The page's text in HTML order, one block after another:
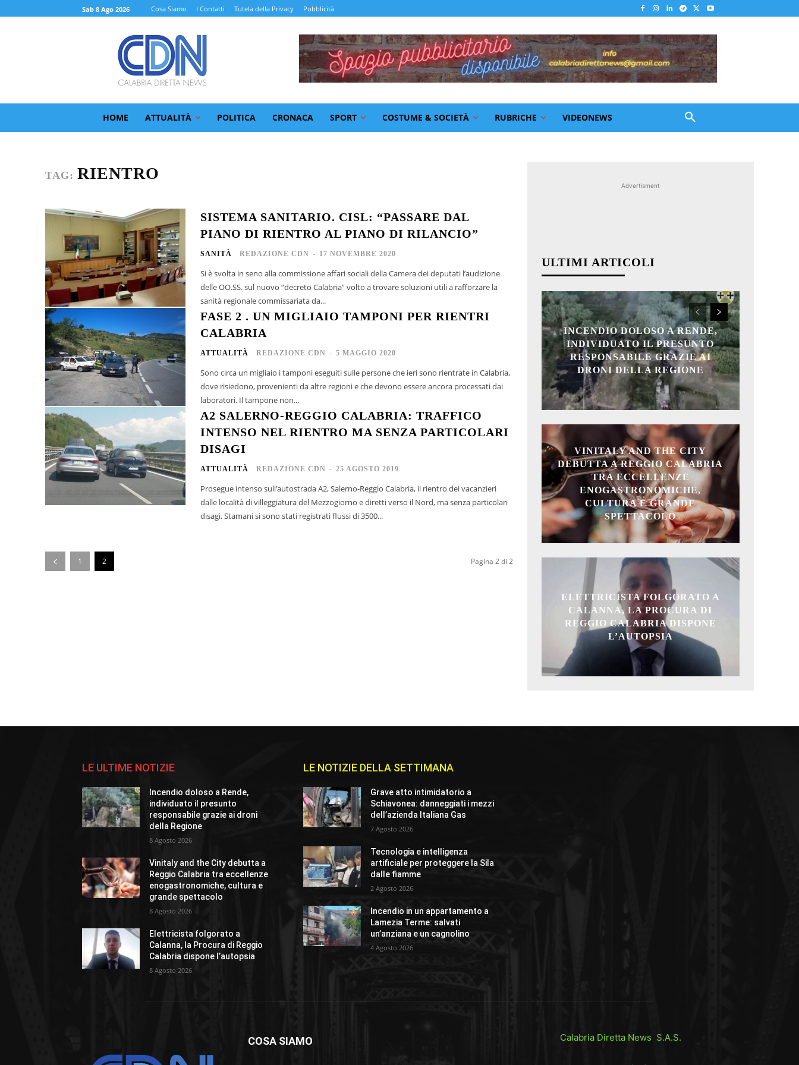
Sab 8 Ago 2026 Cosa Siamo I Contatti Tutela della Privacy Pubblicità
HOME ATTUALITÀ POLITICA CRONACA SPORT COSTUME & SOCIETÀ RUBRICHE VIDEONEWS
TAG: RIENTRO
SISTEMA SANITARIO. CISL: “PASSARE DAL
PIANO DI RIENTRO AL PIANO DI RILANCIO”
SANITÀ REDAZIONE CDN - 17 NOVEMBRE 2020
Si è svolta in seno alla commissione affari sociali della Camera dei deputati l’audizione
delle OO.SS. sul nuovo “decreto Calabria” volto a trovare soluzioni utili a rafforzare la
sanità regionale commissariata da...
FASE 2 . UN MIGLIAIO TAMPONI PER RIENTRI
CALABRIA
ATTUALITÀ REDAZIONE CDN - 5 MAGGIO 2020
Sono circa un migliaio i tamponi eseguiti sulle persone che ieri sono rientrate in Calabria,
dove risiedono, provenienti da altre regioni e che devono essere ancora processati dai
laboratori. Il tampone non...
A2 SALERNO-REGGIO CALABRIA: TRAFFICO
INTENSO NEL RIENTRO MA SENZA PARTICOLARI
DISAGI
ATTUALITÀ REDAZIONE CDN - 25 AGOSTO 2019
Prosegue intenso sull’autostrada A2, Salerno-Reggio Calabria, il rientro dei vacanzieri
dalle località di villeggiatura del Mezzogiorno e diretti verso il Nord, ma senza particolari
disagi. Stamani si sono stati registrati flussi di 3500...
1 2 Pagina 2 di 2
Advertisment
ULTIMI ARTICOLI
INCENDIO DOLOSO A RENDE,
INDIVIDUATO IL PRESUNTO
RESPONSABILE GRAZIE AI
DRONI DELLA REGIONE
VINITALY AND THE CITY
DEBUTTA A REGGIO CALABRIA
TRA ECCELLENZE
ENOGASTRONOMICHE,
CULTURA E GRANDE
SPETTACOLO
ELETTRICISTA FOLGORATO A
CALANNA, LA PROCURA DI
REGGIO CALABRIA DISPONE
L’AUTOPSIA
LE ULTIME NOTIZIE
Incendio doloso a Rende,
individuato il presunto
responsabile grazie ai droni
della Regione
8 Agosto 2026
Vinitaly and the City debutta a
Reggio Calabria tra eccellenze
enogastronomiche, cultura e
grande spettacolo
8 Agosto 2026
Elettricista folgorato a
Calanna, la Procura di Reggio
Calabria dispone l’autopsia
8 Agosto 2026
LE NOTIZIE DELLA SETTIMANA
Grave atto intimidatorio a
Schiavonea: danneggiati i mezzi
dell’azienda Italiana Gas
7 Agosto 2026
Tecnologia e intelligenza
artificiale per proteggere la Sila
dalle fiamme
2 Agosto 2026
Incendio in un appartamento a
Lamezia Terme: salvati
un’anziana e un cagnolino
4 Agosto 2026
COSA SIAMO Calabria Diretta News S.A.S.